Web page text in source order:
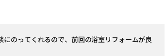
にのってくれるので、前回の浴室リフォームが良